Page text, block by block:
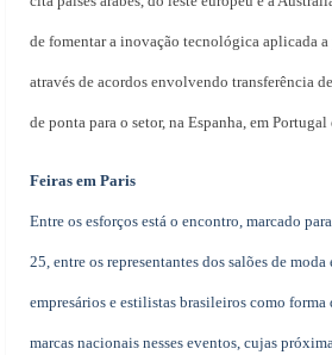
de fomentar a inovação tecnológica aplicada
através de acordos envolvendo transferência
de ponta para o setor, na Espanha, em
Feiras em Paris
Entre os esforços está o encontro, marcado
25, entre os representantes dos salões de moda
empresários e estilistas brasileiros como
marcas nacionais nesses eventos, cujas